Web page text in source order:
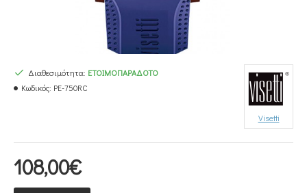
108,00€
Διαθεσιμότητα: ΕΤΟΙΜΟΠΑΡΆΔΟΤΟ
Κωδικός: PE-750RC
Visetti